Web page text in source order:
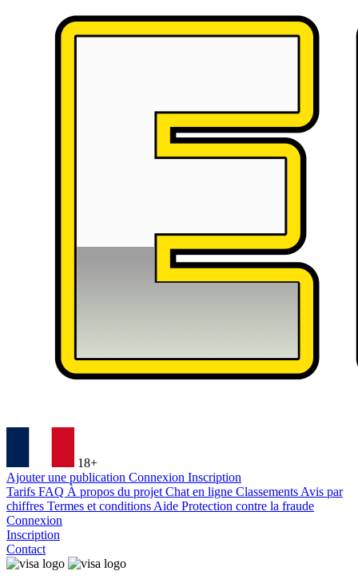
18+
Ajouter une publication Connexion Inscription
Tarifs FAQ À propos du projet Chat en ligne Classements Avis par
chiffres Termes et conditions Aide Protection contre la fraude
Connexion
Inscription
Contact